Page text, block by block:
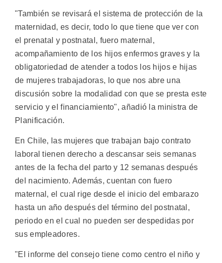
"También se revisará el sistema de protección de la
maternidad, es decir, todo lo que tiene que ver con
el prenatal y postnatal, fuero maternal,
acompañamiento de los hijos enfermos graves y la
obligatoriedad de atender a todos los hijos e hijas
de mujeres trabajadoras, lo que nos abre una
discusión sobre la modalidad con que se presta este
servicio y el financiamiento", añadió la ministra de
Planificación.
En Chile, las mujeres que trabajan bajo contrato
laboral tienen derecho a descansar seis semanas
antes de la fecha del parto y 12 semanas después
del nacimiento. Además, cuentan con fuero
maternal, el cual rige desde el inicio del embarazo
hasta un año después del término del postnatal,
periodo en el cual no pueden ser despedidas por
sus empleadores.
"El informe del consejo tiene como centro el niño y